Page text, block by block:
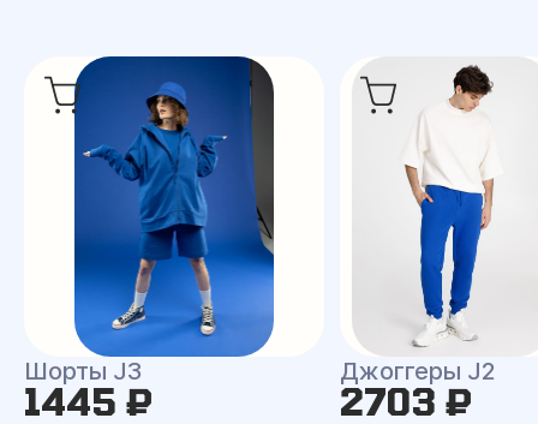
Шорты J3
1445 ₽
Джоггеры J2
2703 ₽